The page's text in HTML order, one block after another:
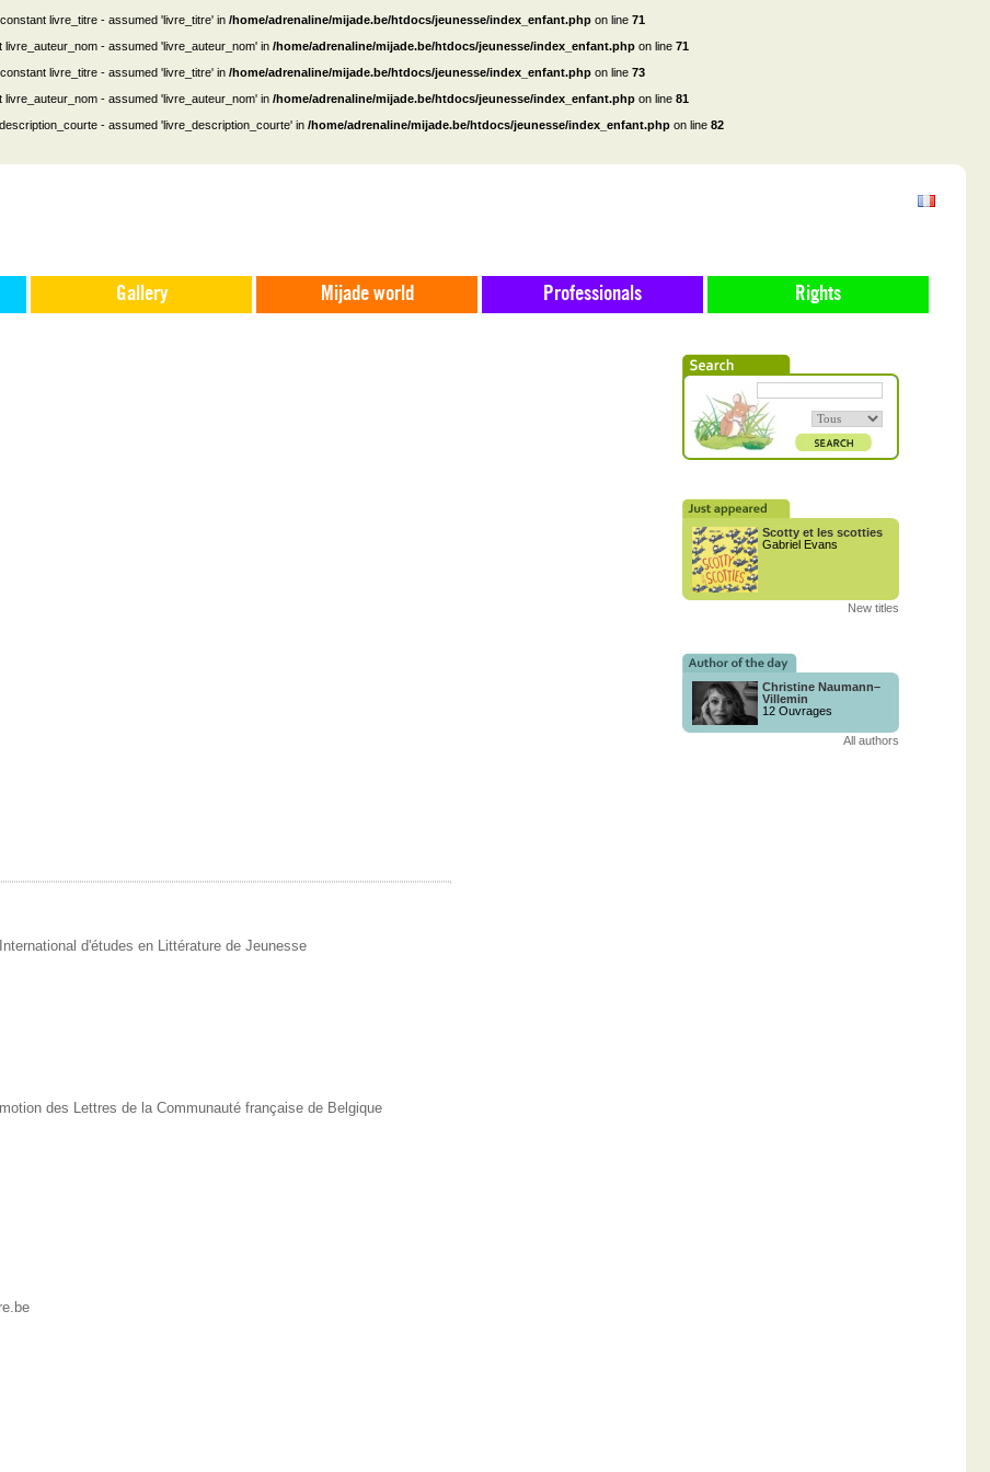
livre_titre - assumed 'livre_titre' in /home/adrenaline/mijade.be/htdocs/jeunesse/index_enfant.php on line 71
livre_auteur_nom - assumed 'livre_auteur_nom' in /home/adrenaline/mijade.be/htdocs/jeunesse/index_enfant.php on line 71
livre_titre - assumed 'livre_titre' in /home/adrenaline/mijade.be/htdocs/jeunesse/index_enfant.php on line 73
livre_auteur_nom - assumed 'livre_auteur_nom' in /home/adrenaline/mijade.be/htdocs/jeunesse/index_enfant.php on line 81
- assumed 'livre_description_courte' in /home/adrenaline/mijade.be/htdocs/jeunesse/index_enfant.php on line 82
Gallery Mijade world Professionals Rights
d'études en Littérature de Jeunesse
des Lettres de la Communauté française de Belgique
Scotty et les scotties
Gabriel Evans
New titles
Christine Naumann–
Villemin
12 Ouvrages
All authors